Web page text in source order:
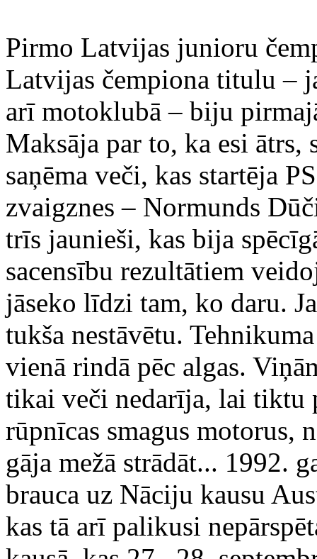
Pirmo Latvijas junioru
Latvijas čempiona titulu –
arī motoklubā – biju
Maksāja par to, ka esi ātrs,
saņēma veči, kas startēja
zvaigznes – Normunds
trīs jaunieši, kas bija
sacensību rezultātiem
jāseko līdzi tam, ko daru.
tukša nestāvētu.
vienā rindā pēc algas.
tikai veči nedarīja, lai tiktu
rūpnīcas smagus motorus,
gāja mežā strādāt... 1992.
brauca uz Nāciju kausu
kas tā arī palikusi